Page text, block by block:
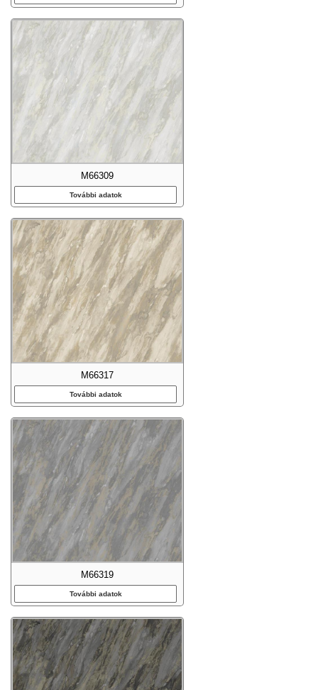
M66309
További adatok
M66317
További adatok
M66319
További adatok